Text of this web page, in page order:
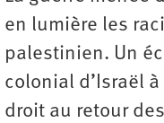
en lumière les
palestinien. Un
colonial d’Israël
droit au retour